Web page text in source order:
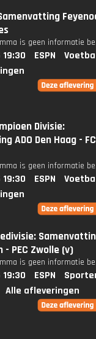
is geen informatie
ESPN
Divisie:
ADO Den Haag - FC
is geen informatie
ESPN
- PEC Zwolle (v)
is geen informatie
ESPN
Alle afleveringen